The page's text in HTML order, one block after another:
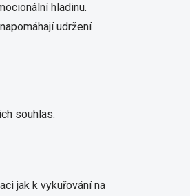
hladinu.
udržení
souhlas.
jak k vykuřování na